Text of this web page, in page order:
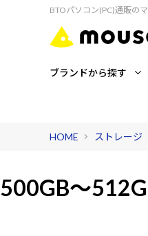
BTOパソコン(PC)通販の
ブランドから探す
HOME ストレージ
500GB～